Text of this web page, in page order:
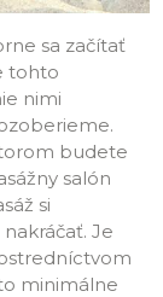
sa začítať
tohto
nimi
budete
salón
si
Je
minimálne